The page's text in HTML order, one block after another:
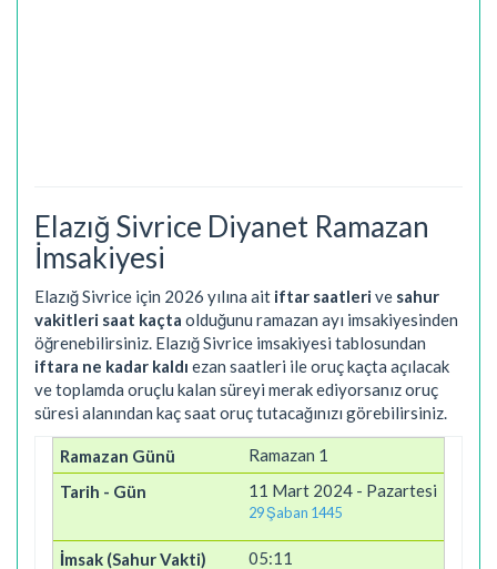
Elazığ Sivrice Diyanet Ramazan
İmsakiyesi
Elazığ Sivrice için 2026 yılına ait iftar saatlerive sahur
vakitleri saat kaçta olduğunu ramazan ayı imsakiyesinden
öğrenebilirsiniz. Elazığ Sivrice imsakiyesi tablosundan
iftara ne kadar kaldı ezan saatleri ile oruç kaçta açılacak
ve toplamda oruçlu kalan süreyi merak ediyorsanız oruç
süresi alanından kaç saat oruç tutacağınızı görebilirsiniz.
Ramazan 1
11 Mart 2024 - Pazartesi
29 Şaban 1445
05:11